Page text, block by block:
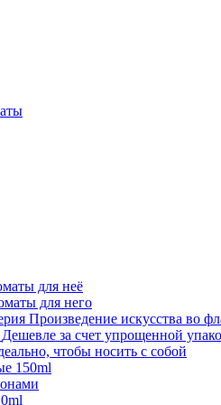
для неё
для него
Произведение искусства во
Дешевле за счет упрощенной
чтобы носить с собой
150ml